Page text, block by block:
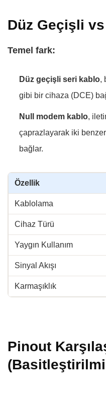
Düz Geçişli
Temel fark:
Düz geçişli seri kablo,
gibi bir cihaza (DCE)
Null modem kablo,
çaprazlayarak iki benzer
bağlar.
Özellik
Kablolama
Cihaz Türü
Yaygın Kullanım
Sinyal Akışı
Karmaşıklık
Pinout